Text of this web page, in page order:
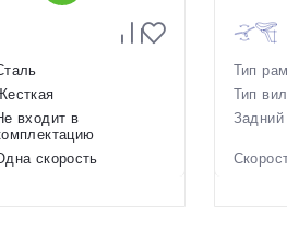
входит в
скорость
Тип
Тип
Задний